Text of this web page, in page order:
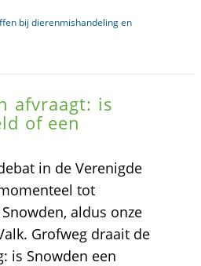
bij dierenmishandeling en
afvraagt: is
of een
in de Verenigde
tot
aldus onze
Grofweg draait de
is Snowden een